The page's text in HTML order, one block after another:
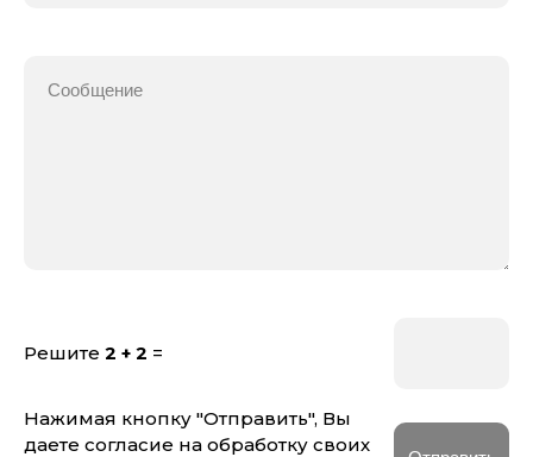
Решите 2 + 2 =
Нажимая кнопку "Отправить", Вы
даете согласие на обработку своих